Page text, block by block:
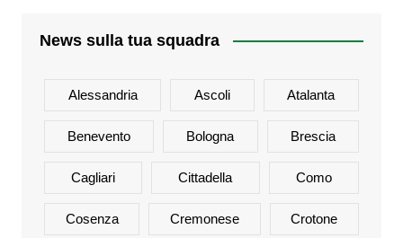
News sulla tua squadra
Alessandria Ascoli Atalanta
Benevento Bologna Brescia
Cagliari Cittadella Como
Cosenza Cremonese Crotone